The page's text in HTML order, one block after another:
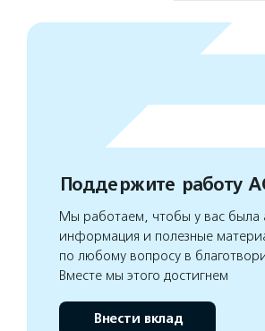
Поддержите работу
Мы работаем, чтобы у вас была
информация и полезные
по любому вопросу в
Вместе мы этого достигнем
Внести вклад